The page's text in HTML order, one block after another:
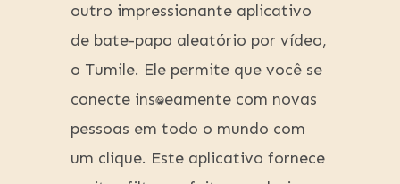
outro impressionante aplicativo
de bate-papo aleatório por vídeo,
o Tumile. Ele permite que você se
conecte instantaneamente com novas
pessoas em todo o mundo com
um clique. Este aplicativo fornece